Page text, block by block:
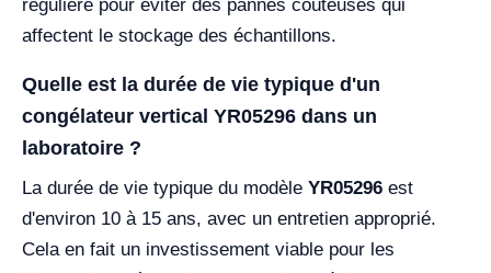
régulière pour éviter des pannes coûteuses qui
affectent le stockage des échantillons.
Quelle est la durée de vie typique d'un
congélateur vertical YR05296 dans un
laboratoire ?
La durée de vie typique du modèle YR05296 est
d'environ 10 à 15 ans, avec un entretien approprié.
Cela en fait un investissement viable pour les